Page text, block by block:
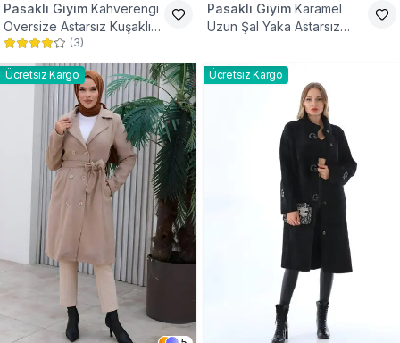
Pasaklı Giyim Kahverengi
Oversize Astarsız Kuşaklı
Tesettür Kaban
(3)
Pasaklı Giyim Karamel
Uzun Şal Yaka Astarsız
Ücretsiz Kargo Ücretsiz Kargo